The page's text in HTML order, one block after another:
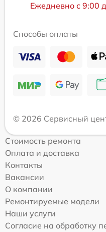
Ежедневно с 9:00
Способы оплаты
© 2026 Сервисный
Стоимость ремонта
Оплата и доставка
Контакты
Вакансии
О компании
Ремонтируемые модели
Наши услуги
Согласие на обработку